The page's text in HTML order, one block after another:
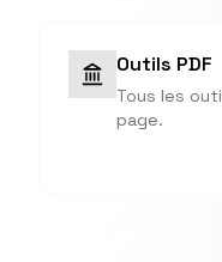
Outils PDF
Tous les
page.